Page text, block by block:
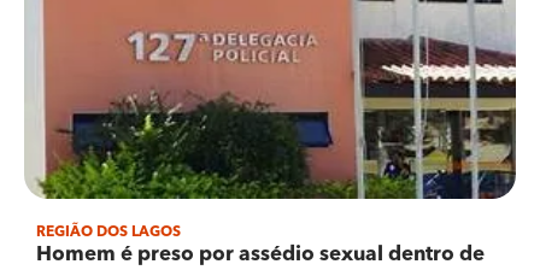
REGIÃO DOS LAGOS
Homem é preso por assédio sexual dentro de